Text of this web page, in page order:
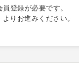
登録が必要です。
りお進みください。